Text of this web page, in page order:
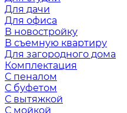
Для дачи
Для офиса
В новостройку
В съемную квартиру
Для загородного дома
Комплектация
С пеналом
С буфетом
С вытяжкой
С мойкой